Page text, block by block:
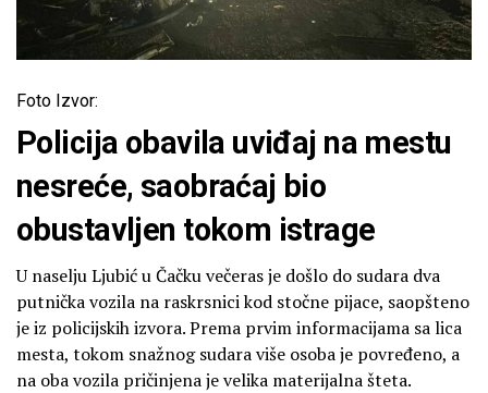
Foto Izvor:
Policija obavila uviđaj na mestu
nesreće, saobraćaj bio
obustavljen tokom istrage
U naselju Ljubić u Čačku večeras je došlo do sudara dva
putnička vozila na raskrsnici kod stočne pijace, saopšteno
je iz policijskih izvora. Prema prvim informacijama sa lica
mesta, tokom snažnog sudara više osoba je povređeno, a
na oba vozila pričinjena je velika materijalna šteta.